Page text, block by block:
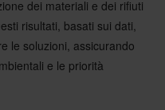
dei materiali e dei rifiuti
risultati, basati sui dati,
le soluzioni, assicurando
e le priorità